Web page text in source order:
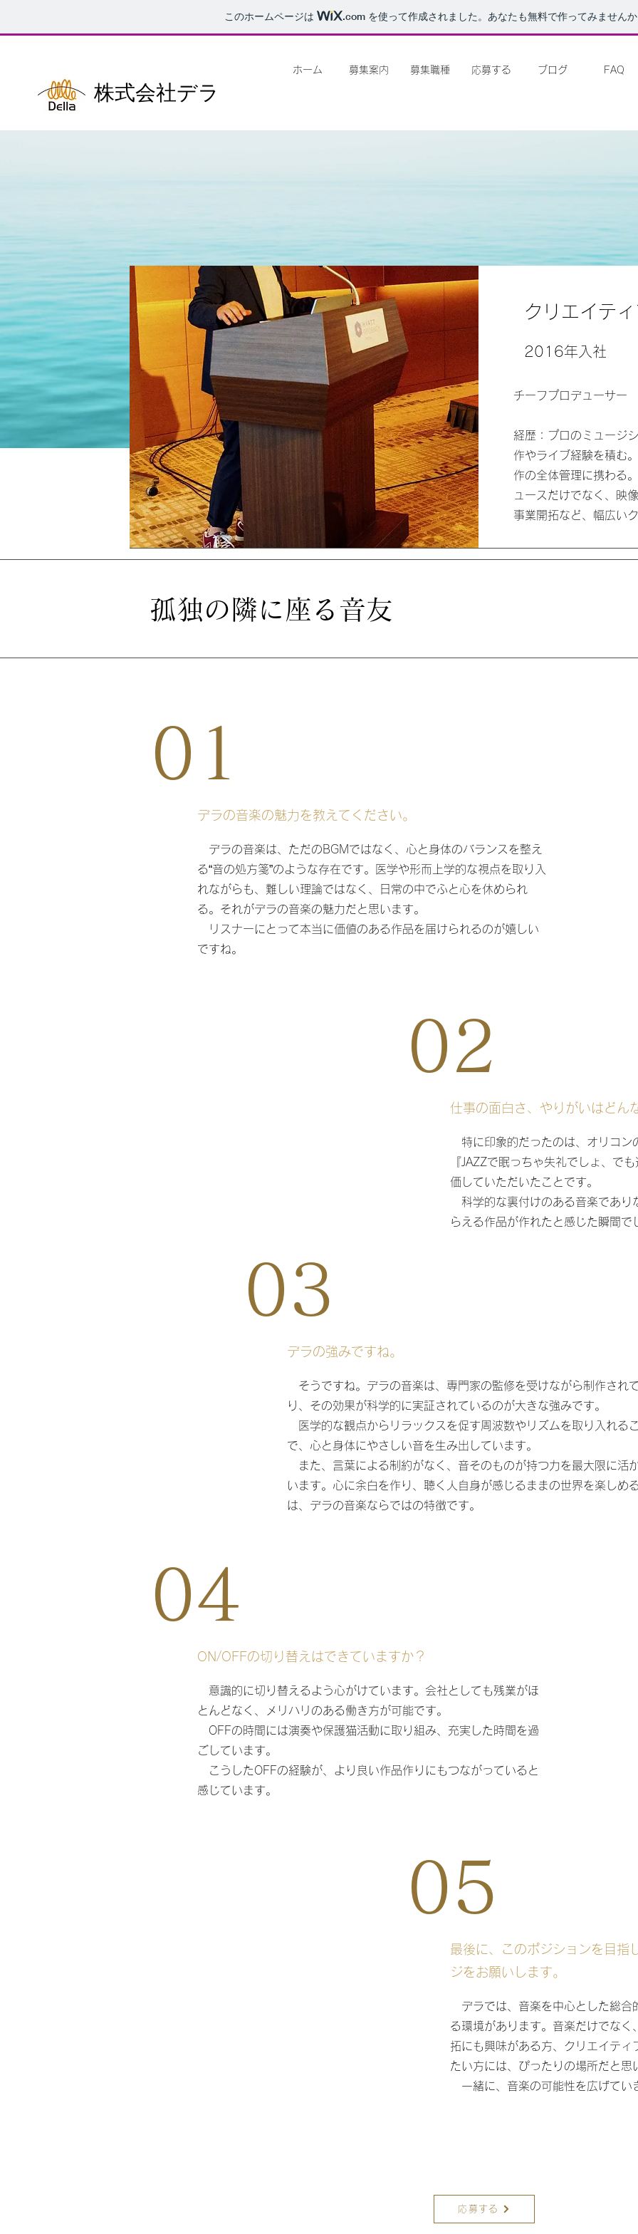
このホームページは .com を使って作成されました。あなたも無料で作ってみませんか
株式会社デラ
ホーム 募集案内 募集職種 応募する ブログ FAQ
クリエイテ
2016年入社
チーフプロデューサー
経歴：プロのミュージ
作やライブ経験を積む
作の全体管理に携わる
ュースだけでなく、映
事業開拓など、幅広い
孤独の隣に座る音友
01
デラの音楽の魅力を教えてください。
デラの音楽は、ただのBGMではなく、心と身体のバランスを整え
る“音の処方箋”のような存在です。医学や形而上学的な視点を取り入
れながらも、難しい理論ではなく、日常の中でふと心を休められ
る。それがデラの音楽の魅力だと思います。
リスナーにとって本当に価値のある作品を届けられるのが嬉しい
ですね。
02
仕事の面白さ、やりがいはどん
特に印象的だったのは、オリコン
『JAZZで眠っちゃ失礼でしょ、で
価していただいたことです。
科学的な裏付けのある音楽であり
らえる作品が作れたと感じた瞬間で
03
デラの強みですね。
そうですね。デラの音楽は、専門家の監修を受けながら制作され
り、その効果が科学的に実証されているのが大きな強みです。
医学的な観点からリラックスを促す周波数やリズムを取り入れる
で、心と身体にやさしい音を生み出しています。
また、言葉による制約がなく、音そのものが持つ力を最大限に活
います。心に余白を作り、聴く人自身が感じるままの世界を楽しめ
は、デラの音楽ならではの特徴です。
04
ON/OFFの切り替えはできていますか？
意識的に切り替えるよう心がけています。会社としても残業がほ
とんどなく、メリハリのある働き方が可能です。
OFFの時間には演奏や保護猫活動に取り組み、充実した時間を過
ごしています。
こうしたOFFの経験が、より良い作品作りにもつながっていると
感じています。
05
最後に、このポジションを目指
ジをお願いします。
デラでは、音楽を中心とした総合
る環境があります。音楽だけでなく
拓にも興味がある方、クリエイティ
たい方には、ぴったりの場所だと思
一緒に、音楽の可能性を広げてい
応募する